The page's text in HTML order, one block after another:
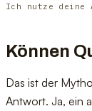
Ich nutze deine
Können
Das ist der
Antwort. Ja, ein